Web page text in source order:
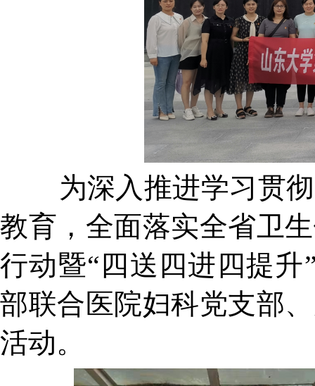
为深入推进学习贯彻
教育，全面落实全省卫
行动暨“四送四进四提
部联合医院妇科党支部
活动。